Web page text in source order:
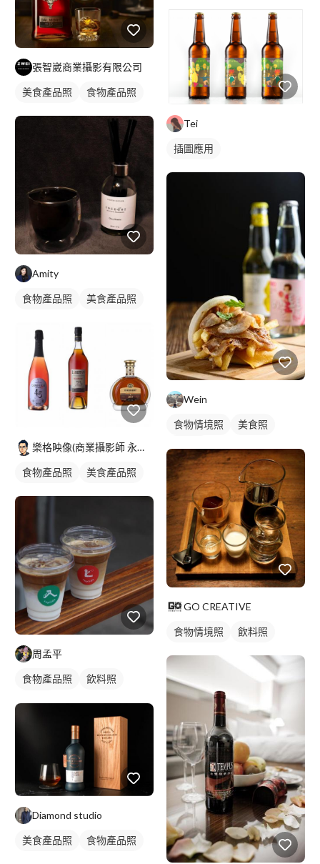
張智崴商業攝影有限公司
美食產品照 食物產品照
Amity
食物產品照 美食產品照
樂格映像(商業攝影師 永逢Nick)
食物產品照 美食產品照
周孟平
食物產品照
飲料照
Diamond studio
美食產品照 食物產品照
Tei
插圖應用
Wein
食物情境照
美食照
GO CREATIVE
食物情境照 飲料照